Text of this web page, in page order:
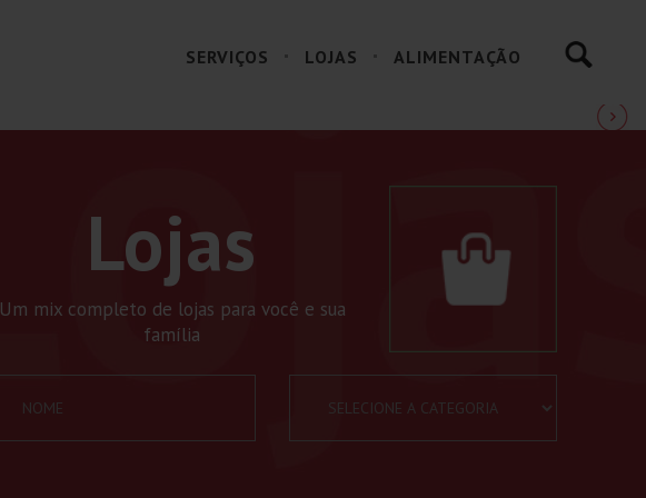
SERVIÇOS LOJAS ALIMENTAÇÃO
Lojas
Um mix completo de lojas para você e sua
família